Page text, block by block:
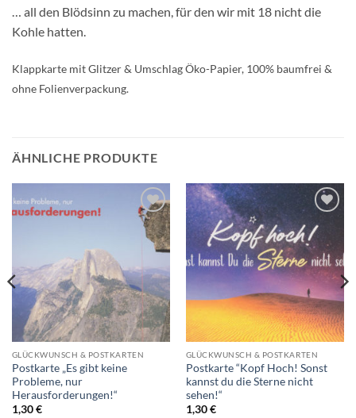
… all den Blödsinn zu machen, für den wir mit 18 nicht die
Kohle hatten.
Klappkarte mit Glitzer & Umschlag Öko-Papier, 100% baumfrei &
ohne Folienverpackung.
ÄHNLICHE PRODUKTE
Auf die
Wunschliste
GLÜCKWUNSCH & POSTKARTEN
Postkarte „Es gibt keine
Probleme, nur
Herausforderungen!“
1,30€
Auf die
Wunschliste
GLÜCKWUNSCH & POSTKARTEN
Postkarte “Kopf Hoch! Sonst
kannst du die Sterne nicht
sehen!“
1,30€